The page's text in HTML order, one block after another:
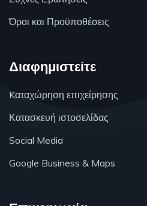
Όροι και Προϋποθέσεις
Διαφημιστείτε
Kαταχώρηση επιχείρησης
Κατασκευή ιστοσελίδας
Social Media
Google Business & Maps